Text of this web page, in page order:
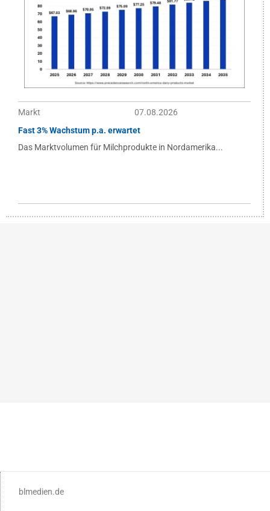
Markt
07.08.2026
Fast 3% Wachstum p.a. erwartet
Das Marktvolumen für Milchprodukte in Nordamerika...
blmedien.de